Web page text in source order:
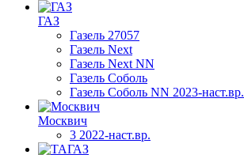
ГАЗ
Газель 27057
Газель Next
Газель Next NN
Газель Соболь
Газель Соболь NN 2023-наст.вр.
Москвич
3 2022-наст.вр.